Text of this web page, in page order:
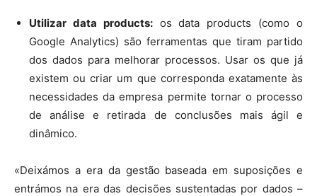
Utilizar data products:os data products (como o
Google Analytics) são ferramentas que tiram partido
dos dados para melhorar processos. Usar os que já
existem ou criar um que corresponda exatamente às
necessidades da empresa permite tornar o processo
de análise e retirada de conclusões mais ágil e
dinâmico.
«Deixámos a era da gestão baseada em suposições e
entrámos na era das decisões sustentadas por dados –